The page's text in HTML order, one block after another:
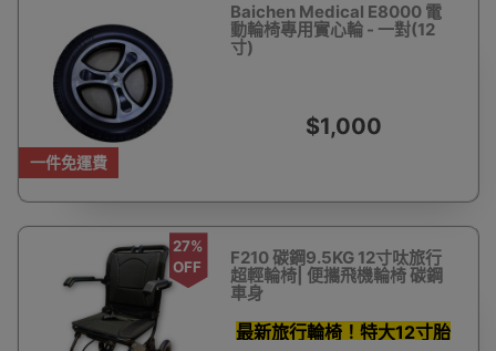
一件免運費
Baichen Medical E8000 電
動輪椅專用實心輪 - 一對(12
寸)
$1,000
27%
OFF
F210 碳鋼9.5KG 12寸呔旅行
超輕輪椅| 便攜飛機輪椅 碳鋼
車身
最新旅行輪椅！特大12寸胎